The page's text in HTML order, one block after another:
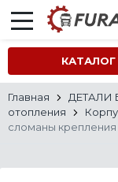
КАТАЛОГ
Главная ДЕТАЛИ
отопления
сломаны крепления